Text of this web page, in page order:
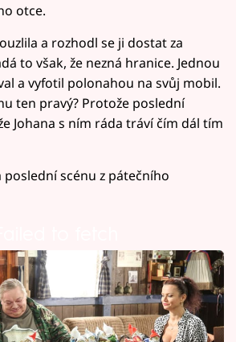
otce.
a rozhodl se ji dostat za
to však, že nezná hranice. Jednou
a vyfotil polonahou na svůj mobil.
ten pravý? Protože poslední
Johana s ním ráda tráví čím dál tím
poslední scénu z pátečního